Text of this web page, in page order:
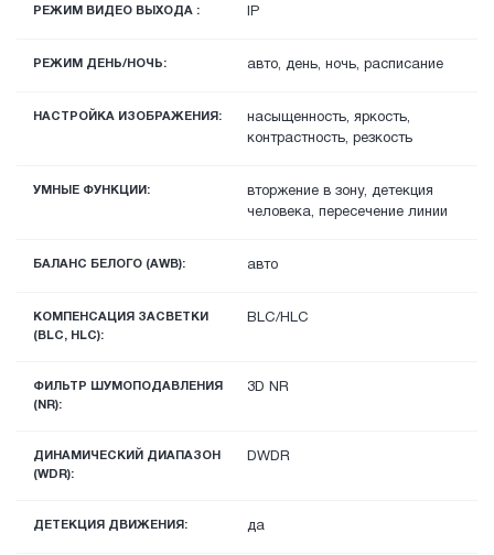
РЕЖИМ ВИДЕО ВЫХОДА : IP
РЕЖИМ ДЕНЬ/НОЧЬ: авто, день, ночь, расписание
НАСТРОЙКА ИЗОБРАЖЕНИЯ:
насыщенность, яркость,
контрастность, резкость
УМНЫЕ ФУНКЦИИ:
вторжение в зону, детекция
человека, пересечение линии
БАЛАНС БЕЛОГО (AWB): авто
КОМПЕНСАЦИЯ ЗАСВЕТКИ
(BLC, HLC):
BLC/HLC
ФИЛЬТР ШУМОПОДАВЛЕНИЯ
(NR):
3D NR
ДИНАМИЧЕСКИЙ ДИАПАЗОН
(WDR):
DWDR
ДЕТЕКЦИЯ ДВИЖЕНИЯ: да